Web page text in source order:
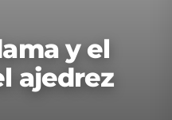
y el
ajedrez